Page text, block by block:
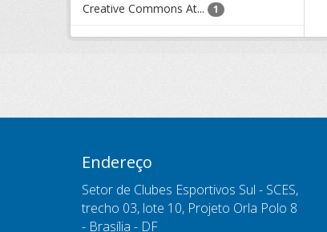
Creative Commons At... 1
Endereço
Setor de Clubes Esportivos Sul - SCES,
trecho 03, lote 10, Projeto Orla Polo 8
- Brasília - DF